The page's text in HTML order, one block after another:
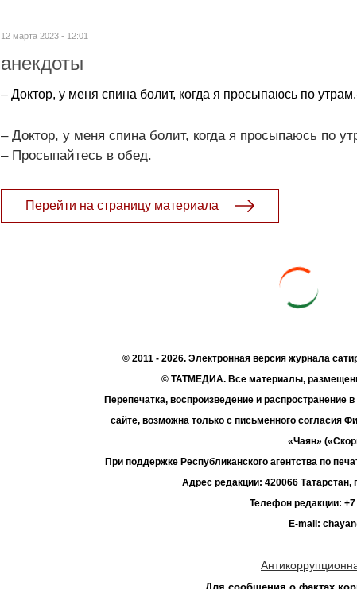
12 марта 2023 - 12:01
анекдоты
– Доктор, у меня спина болит, когда я просыпаюсь по
– Доктор, у меня спина болит, когда я просыпаюсь по
– Просыпайтесь в обед.
Перейти на страницу материала
© 2011 - 2026. Электронная версия журнала
© ТАТМЕДИА. Все материалы,
Перепечатка, воспроизведение и
сайте, возможна только с письменного
«Чаян»
При поддержке Республиканского агентства по
Адрес редакции: 420066 Татарстан,
Телефон редакции: +7
E-mail: